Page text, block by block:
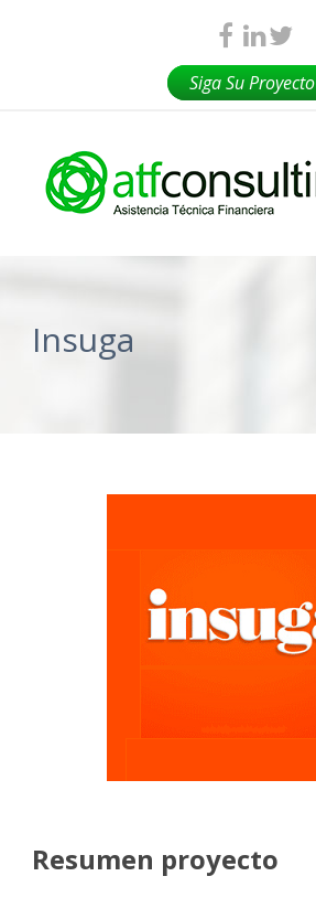
Siga Su Proyecto
Insuga
Resumen proyecto